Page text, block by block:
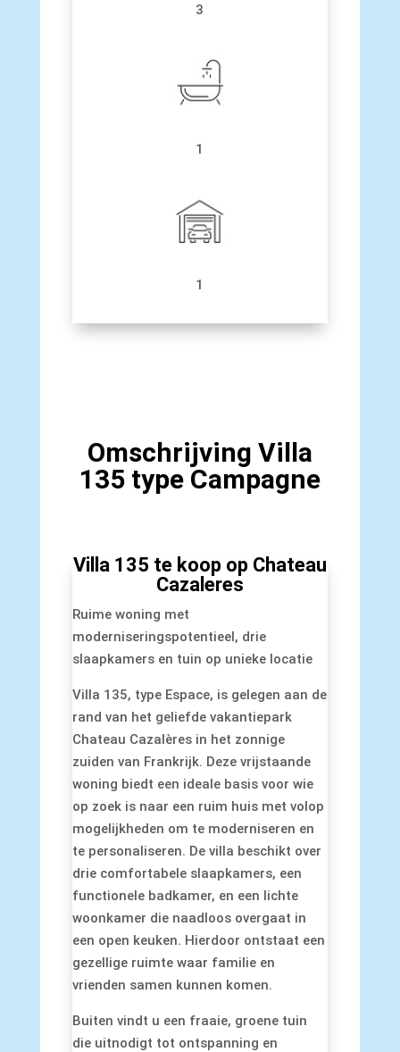
3
1
1
Omschrijving Villa
135 type Campagne
Villa 135 te koop op Chateau
Cazaleres
Ruime woning met
moderniseringspotentieel, drie
slaapkamers en tuin op unieke locatie
Villa 135, type Espace, is gelegen aan de
rand van het geliefde vakantiepark
Chateau Cazalères in het zonnige
zuiden van Frankrijk. Deze vrijstaande
woning biedt een ideale basis voor wie
op zoek is naar een ruim huis met volop
mogelijkheden om te moderniseren en
te personaliseren. De villa beschikt over
drie comfortabele slaapkamers, een
functionele badkamer, en een lichte
woonkamer die naadloos overgaat in
een open keuken. Hierdoor ontstaat een
gezellige ruimte waar familie en
vrienden samen kunnen komen.
Buiten vindt u een fraaie, groene tuin
die uitnodigt tot ontspanning en